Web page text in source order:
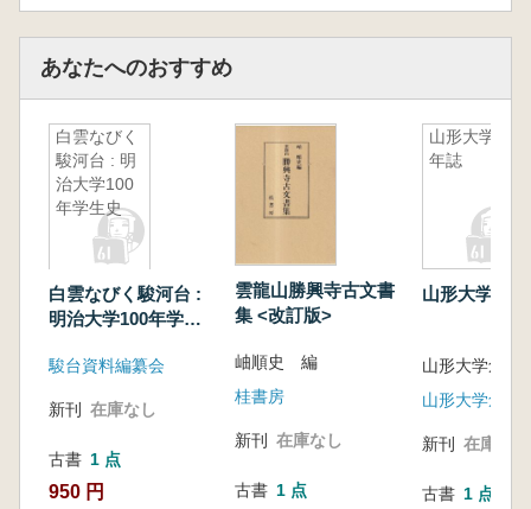
あなたへのおすすめ
白雲なびく
駿河台 : 明
治大学100
年学生史
白雲なびく駿河台 :
明治大学100年学生
駿台資料編纂会
新刊 在庫なし
古書 1 点
950 円
雲龍山勝興寺古文書
集 <改訂版>
岫順史 編
桂書房
新刊 在庫なし
古書 1 点
山形大学50
年誌
山形大学50
新刊 在庫なし
古書 1 点